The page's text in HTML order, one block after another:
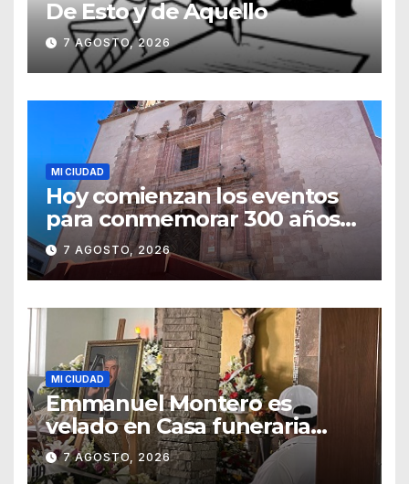
De Esto y de Aquello
7 AGOSTO, 2026
MI CIUDAD
Hoy comienzan los eventos
para conmemorar 300 años
del templo de San Roque
7 AGOSTO, 2026
MI CIUDAD
Emmanuel Montero es
velado en Casa funeraria
Forasté
7 AGOSTO, 2026